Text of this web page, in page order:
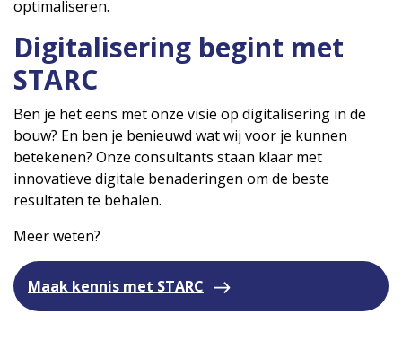
optimaliseren.
Digitalisering begint met
STARC
Ben je het eens met onze visie op digitalisering in de
bouw? En ben je benieuwd wat wij voor je kunnen
betekenen? Onze consultants staan klaar met
innovatieve digitale benaderingen om de beste
resultaten te behalen.
Meer weten?
Maak kennis met STARC